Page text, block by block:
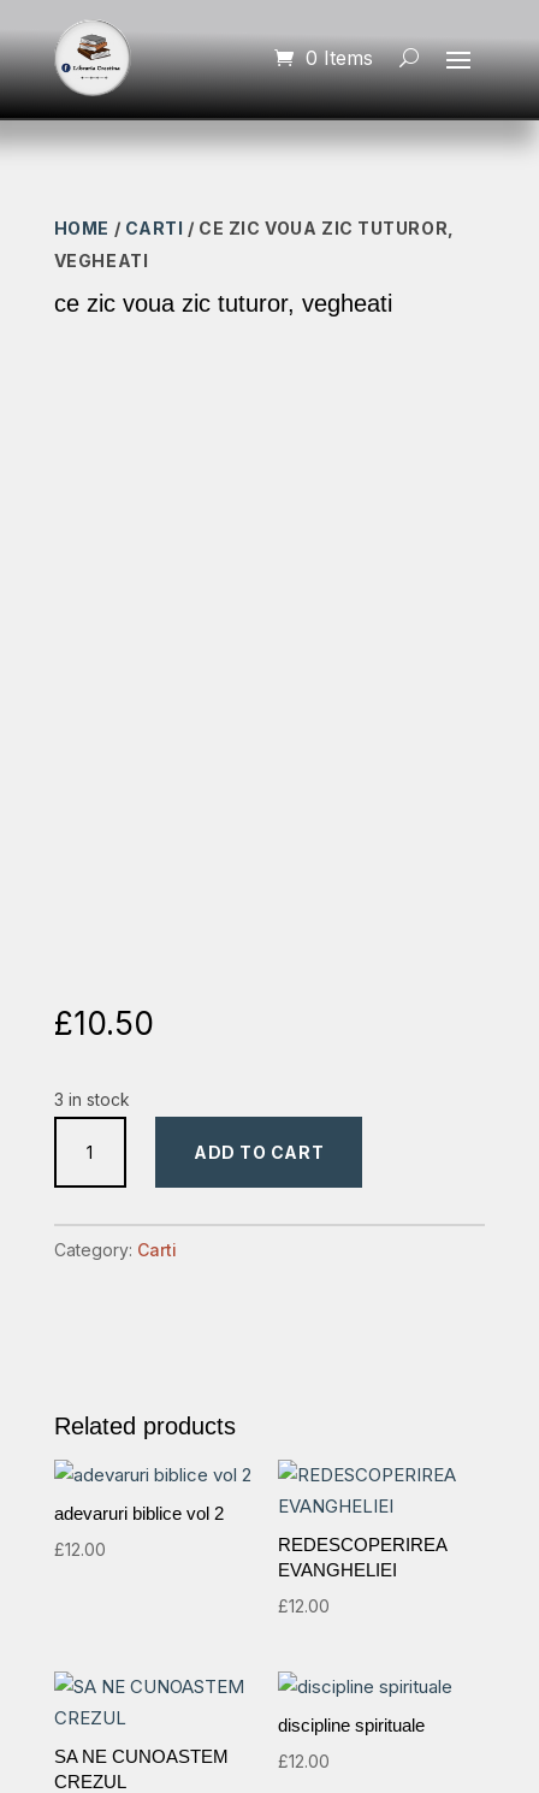
0 Items
HOME / CARTI / CE ZIC VOUA ZIC TUTUROR,
VEGHEATI
ce zic voua zic tuturor, vegheati
£10.50
3 in stock
zic
tuturor,
ADD TO CART
Category: Carti
Related products
adevaruri biblice vol 2
£12.00
REDESCOPERIREA
EVANGHELIEI
£12.00
SA NE CUNOASTEM
CREZUL
discipline spirituale
£12.00